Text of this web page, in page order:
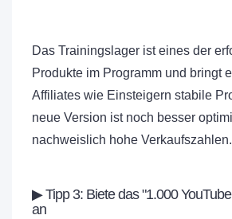
Das Trainingslager ist eines der
Produkte im Programm und bringt
Affiliates wie Einsteigern stabile
neue Version ist noch besser
nachweislich hohe Verkaufszahlen.
▶ Tipp 3: Biete das "1.000
an